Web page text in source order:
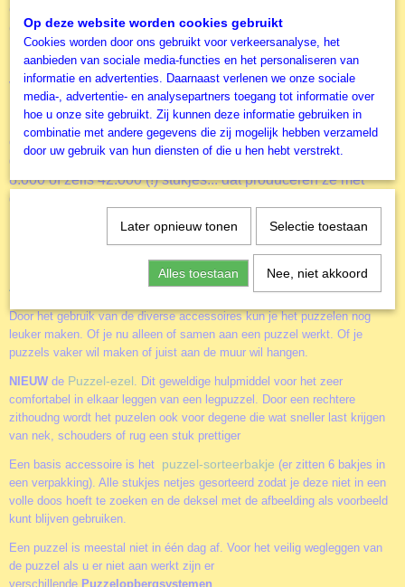
en is daarmee een
en Spellen. Het merk Educa staat garant voor
Educa catalogus biedt een enorm rijk assortiment
legpuzzelsvooralle leeftijden, en dat in een combinatie
van hun prestigieuze eigen merk en de meest populaire
licenties. En dankzij degratis puzzellijmdie in de doos
meegeleverd wordt, kan je je puzzel gemakkelijk lijmen en
ophangen, zoals ook dezeBlondie . Het is ook een merk dat
gespecialiseerd is in grote puzzels. Puzzels van 6.000,
8.000 of zelfs 42.000 (!) stukjes... dat produceren ze met
gemak!
Deze legpuzzel van EducaBlondie telt 500 stukjes.
Accessoires
Door het gebruik van de diverse accessoires kun je het puzzelen nog
leuker maken. Of je nu alleen of samen aan een puzzel werkt. Of je
puzzels vaker wil maken of juist aan de muur wil hangen.
NIEUW de Puzzel-ezel. Dit geweldige hulpmiddel voor het zeer
comfortabel in elkaar leggen van een legpuzzel. Door een rechtere
zithoudng wordt het puzelen ook voor degene die wat sneller last krijgen
van nek, schouders of rug een stuk prettiger
Een basis accessoire is het puzzel-sorteerbakje (er zitten 6 bakjes in
een verpakking). Alle stukjes netjes gesorteerd zodat je deze niet in een
volle doos hoeft te zoeken en de deksel met de afbeelding als voorbeeld
kunt blijven gebruiken.
Een puzzel is meestal niet in één dag af. Voor het veilig wegleggen van
de puzzel als u er niet aan werkt zijn er
verschillende Puzzelopbergsystemen
Op deze website worden cookies gebruikt
Cookies worden door ons gebruikt voor verkeersanalyse, het
aanbieden van sociale media-functies en het personaliseren van
informatie en advertenties. Daarnaast verlenen we onze sociale
media-, advertentie- en analysepartners toegang tot informatie over
hoe u onze site gebruikt. Zij kunnen deze informatie gebruiken in
combinatie met andere gegevens die zij mogelijk hebben verzameld
door uw gebruik van hun diensten of die u hen hebt verstrekt.
Later opnieuw tonen Selectie toestaan
Alles toestaan Nee, niet akkoord